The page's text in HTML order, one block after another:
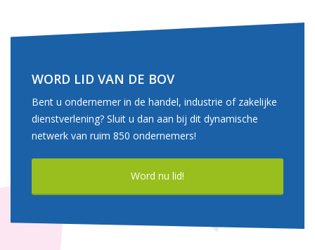
WORD LID VAN DE BOV
Bent u ondernemer in de handel, industrie of zakelijke
dienstverlening? Sluit u dan aan bij dit dynamische
netwerk van ruim 850 ondernemers!
Word nu lid!